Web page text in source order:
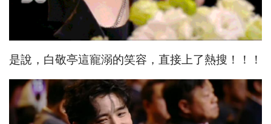
是說，白敬亭這寵溺的笑容，直接上了熱搜！！！